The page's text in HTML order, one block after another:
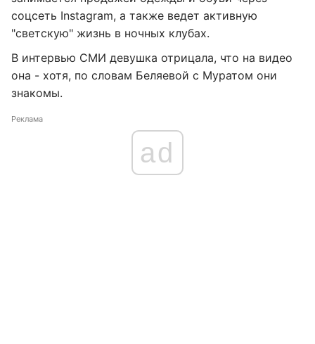
соцсеть Instagram, а также ведет активную
"светскую" жизнь в ночных клубах.
В интервью СМИ девушка отрицала, что на видео
она - хотя, по словам Беляевой с Муратом они
знакомы.
Реклама
ad